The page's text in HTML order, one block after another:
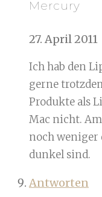
Mercury
27. April 2011
Ich hab den
gerne
Produkte als
Mac nicht.
noch weniger
dunkel sind.
Antworten